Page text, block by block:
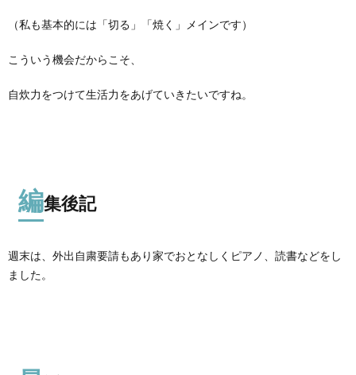
（私も基本的には「切る」「焼く」メインです）
こういう機会だからこそ、
自炊力をつけて生活力をあげていきたいですね。
編集後記
週末は、外出自粛要請もあり家でおとなしくピアノ、読書などをし
ました。